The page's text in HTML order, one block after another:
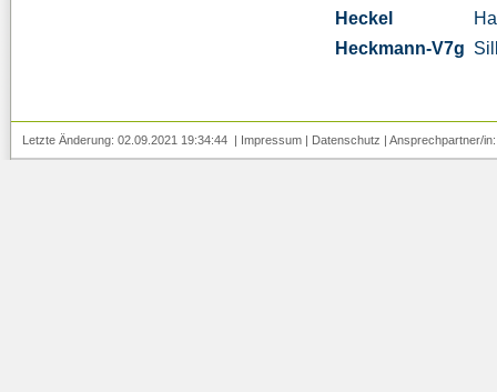
Heckel
Heckmann-V7g
Letzte Änderung: 02.09.2021 19:34:44 | Impressum | Datenschutz | Ansprechpartner/